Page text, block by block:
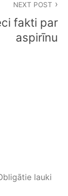
NEXT POST
fakti par
aspirīnu
lauki